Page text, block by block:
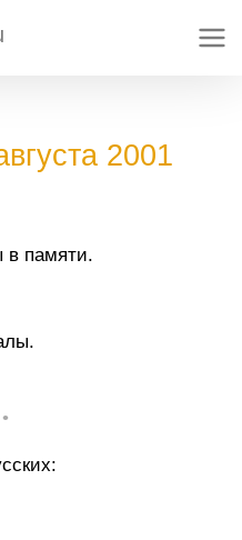
2001
в памяти.